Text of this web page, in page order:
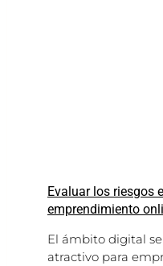
Evaluar los riesgos
emprendimiento
El ámbito digital
atractivo para